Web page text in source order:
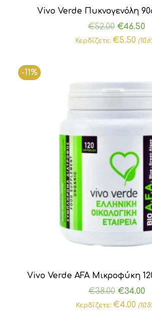
Vivo Verde Πυκνογενόλη
€52.00 Original
price
€46.50Η
Κερδίζετε: €5.50
-11%
Vivo Verde AFA Μικροφύκη
€38.00 Original
price
€34.00Η
Κερδίζετε: €4.00